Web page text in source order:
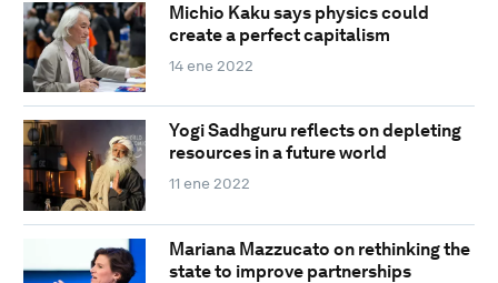
Michio Kaku says physics could
create a perfect capitalism
14 ene 2022
Yogi Sadhguru reflects on depleting
resources in a future world
11 ene 2022
Mariana Mazzucato on rethinking the
state to improve partnerships